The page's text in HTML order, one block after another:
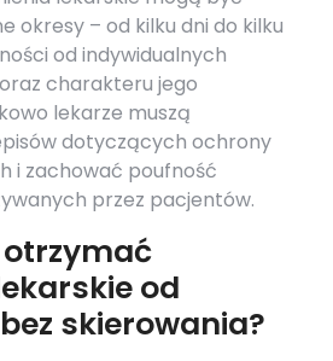
okresy – od kilku dni do kilku
od indywidualnych
charakteru jego
lekarze muszą
dotyczących ochrony
i zachować poufność
przez pacjentów.
otrzymać
od
skierowania?